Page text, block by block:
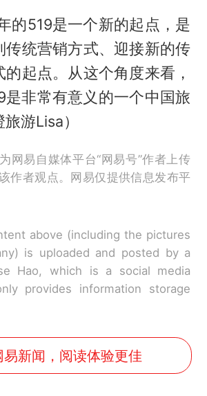
的519是一个新的起点，是
传统营销方式、迎接新的传
起点。从这个角度来看，
是非常有意义的一个中国旅
游Lisa）
网易自媒体平台“网易号”作者上传
作者观点。网易仅提供信息发布平
above (including the pictures
is uploaded and posted by a
Hao, which is a social media
provides information storage
易新闻，阅读体验更佳